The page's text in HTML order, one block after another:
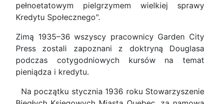
pełnoetatowym pielgrzymem wielkiej sprawy
Kredytu Społecznego".
Zimą 1935–36 wszyscy pracownicy Garden City
Press zostali zapoznani z doktryną Douglasa
podczas cotygodniowych kursów na temat
pieniądza i kredytu.
Na początku stycznia 1936 roku Stowarzyszenie